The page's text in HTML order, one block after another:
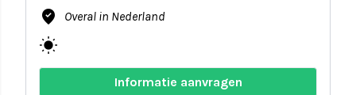
where_to_vote Overal in Nederland
wb_sunny
Informatie aanvragen